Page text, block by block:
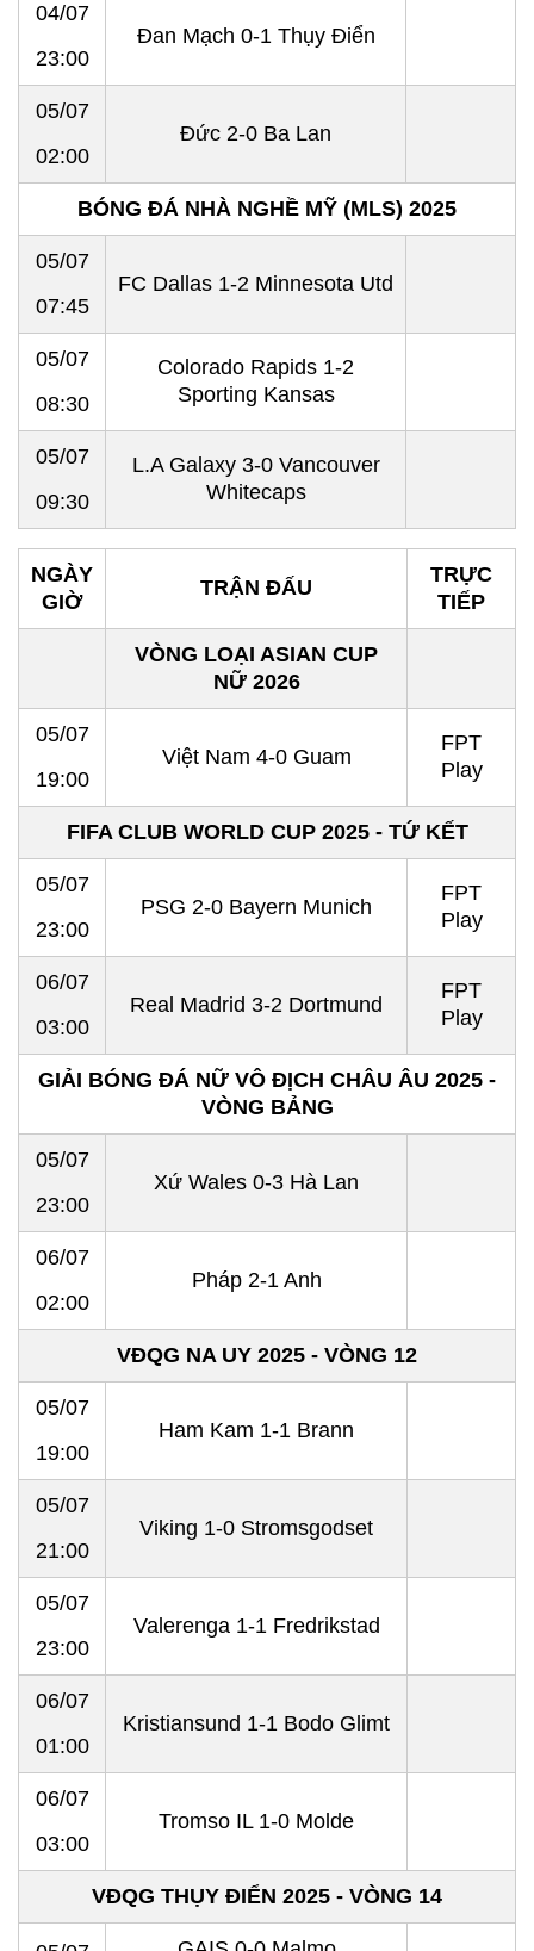
04/07
23:00
Đan Mạch 0-1 Thụy Điển
05/07
02:00
Đức 2-0 Ba Lan
BÓNG ĐÁ NHÀ NGHỀ MỸ (MLS) 2025
05/07
07:45
FC Dallas 1-2 Minnesota Utd
05/07
08:30
Colorado Rapids 1-2
Sporting Kansas
05/07
09:30
L.A Galaxy 3-0 Vancouver
Whitecaps
NGÀY
GIỜ
TRẬN ĐẤU
TRỰC
TIẾP
VÒNG LOẠI ASIAN CUP
NỮ 2026
05/07
19:00
Việt Nam 4-0 Guam
FPT
Play
FIFA CLUB WORLD CUP 2025 - TỨ KẾT
05/07
23:00
PSG 2-0 Bayern Munich
FPT
Play
06/07
03:00
Real Madrid 3-2 Dortmund
FPT
Play
GIẢI BÓNG ĐÁ NỮ VÔ ĐỊCH CHÂU ÂU 2025 -
VÒNG BẢNG
05/07
23:00
Xứ Wales 0-3 Hà Lan
06/07
02:00
Pháp 2-1 Anh
VĐQG NA UY 2025 - VÒNG 12
05/07
19:00
Ham Kam 1-1 Brann
05/07
21:00
Viking 1-0 Stromsgodset
05/07
23:00
Valerenga 1-1 Fredrikstad
06/07
01:00
Kristiansund 1-1 Bodo Glimt
06/07
03:00
Tromso IL 1-0 Molde
VĐQG THỤY ĐIỂN 2025 - VÒNG 14